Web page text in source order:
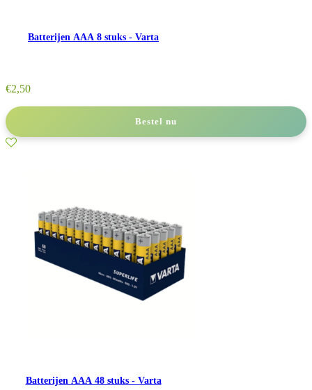
Batterijen AAA 8 stuks - Varta
€2,50
Bestel nu
Batterijen AAA 48 stuks - Varta